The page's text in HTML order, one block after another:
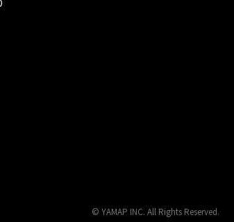
© YAMAP INC. All Rights Reserved.